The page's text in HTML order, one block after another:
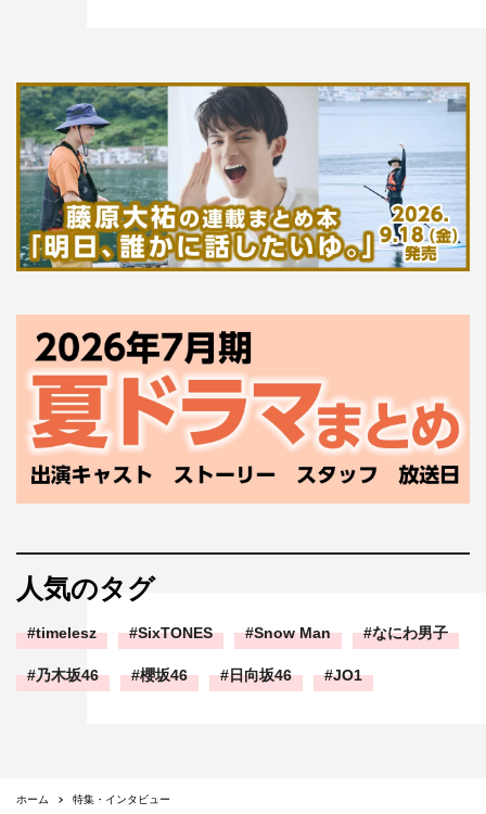
人気のタグ
timelesz SixTONES Snow Man なにわ男子
乃木坂46 櫻坂46 日向坂46 JO1
ホーム
特集・インタビュー